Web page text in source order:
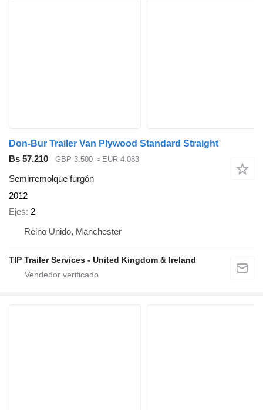
Don-Bur Trailer Van Plywood Standard Straight
Bs 57.210
GBP 3.500 ≈ EUR 4.083
Semirremolque furgón
2012
Ejes 2
Reino Unido, Manchester
TIP Trailer Services - United Kingdom & Ireland